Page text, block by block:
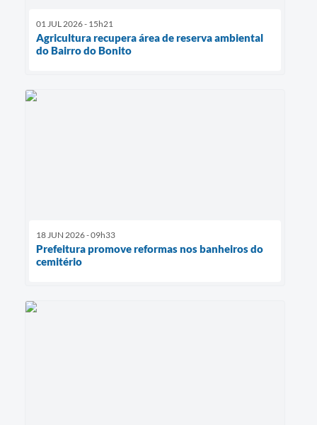
01 JUL 2026 - 15h21
Agricultura recupera área de reserva ambiental
do Bairro do Bonito
18 JUN 2026 - 09h33
Prefeitura promove reformas nos banheiros do
cemitério